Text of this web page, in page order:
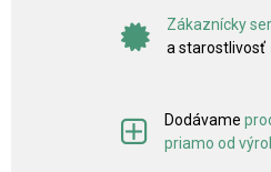
Zákaznícky
a starostlivosť
Dodávame
priamo od